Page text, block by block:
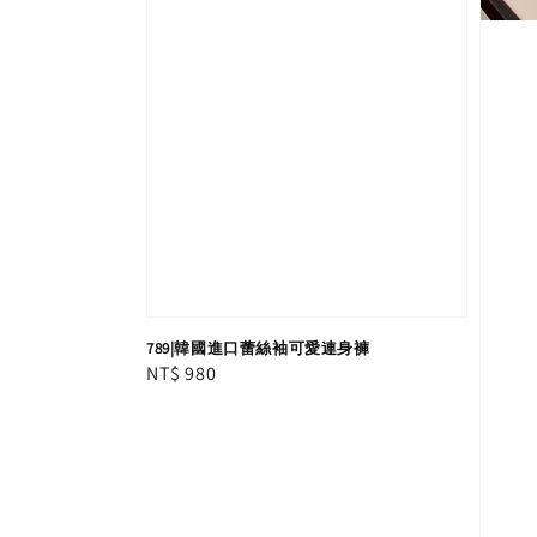
789|韓國進口蕾絲袖可愛連身褲
Regular
NT$ 980